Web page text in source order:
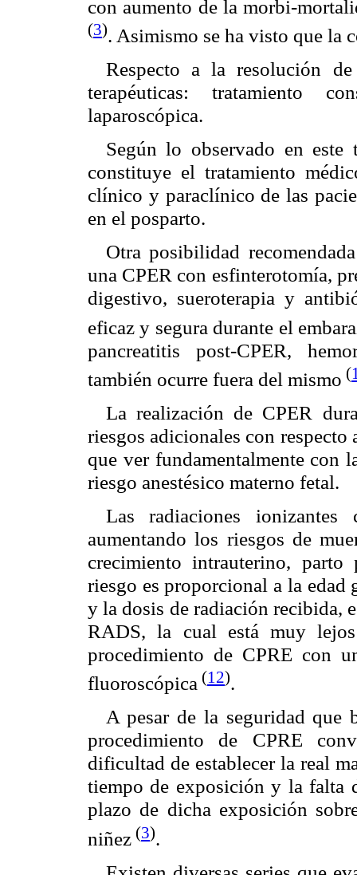
con aumento de la morbi-
(3). Asimismo se ha visto que la
Respecto a la resolución
terapéuticas: tratamiento
laparoscópica.
Según lo observado en
constituye el tratamiento
clínico y paraclínico de las
en el posparto.
Otra posibilidad
una CPER con esfinterotomía,
digestivo, sueroterapia y
eficaz y segura durante el
pancreatitis post-CPER,
también ocurre fuera del mismo (
La realización de CPER
riesgos adicionales con respecto
que ver fundamentalmente con
riesgo anestésico materno fetal.
Las radiaciones
aumentando los riesgos de
crecimiento intrauterino,
riesgo es proporcional a la
y la dosis de radiación recibida,
RADS, la cual está muy
procedimiento de CPRE con
fluoroscópica (12).
A pesar de la seguridad que
procedimiento de CPRE
dificultad de establecer la real
tiempo de exposición y la falta
plazo de dicha exposición
niñez (3).